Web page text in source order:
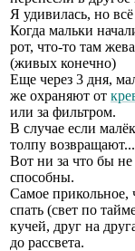
Я удивилась, но
Когда мальки
рот, что-то там
(живых конечно)
Еще через 3 дня,
же охраняют от
или за фильтром.
В случае если
толпу возвращают...
Вот ни за что бы не
способны.
Самое прикольное,
спать (свет по
кучей, друг на
до рассвета.